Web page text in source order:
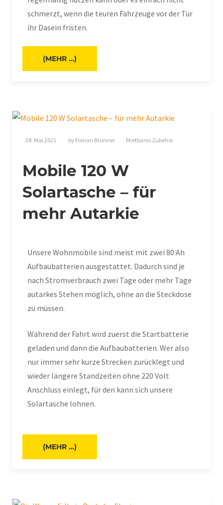
schmerzt, wenn die teuren Fahrzeuge vor der Tür
ihr Dasein fristen.
(MEHR …)
28. Mai 2021 by Florian Brunner Mietbares Zubehör
Mobile 120 W
Solartasche – für
mehr Autarkie
Unsere Wohnmobile sind meist mit zwei 80 Ah
Aufbaubatterien ausgestattet. Dadurch sind je
nach Stromverbrauch zwei Tage oder mehr Tage
autarkes Stehen möglich, ohne an die Steckdose
zu müssen.
Während der Fahrt wird zuerst die Startbatterie
geladen und dann die Aufbaubatterien. Wer also
nur immer sehr kurze Strecken zurücklegt und
wieder längere Standzeiten ohne 220 Volt
Anschluss einlegt, für den kann sich unsere
Solartasche lohnen.
(MEHR …)